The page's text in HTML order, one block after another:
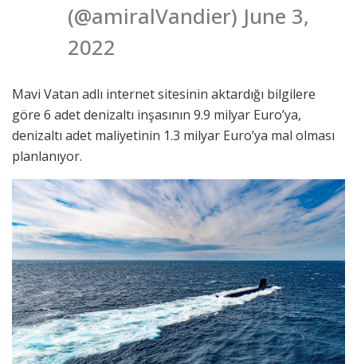
(@amiralVandier) June 3,
2022
Mavi Vatan adlı internet sitesinin aktardığı bilgilere
göre 6 adet denizaltı inşasının 9.9 milyar Euro’ya,
denizaltı adet maliyetinin 1.3 milyar Euro’ya mal olması
planlanıyor.